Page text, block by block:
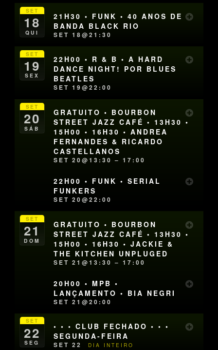
SET
18
QUI
21H30 • FUNK • 40 ANOS DE
BANDA BLACK RIO
SET 18@21:30
SET
19
SEX
22H00 • R & B • A HARD
DANCE NIGHT! POR BLUES
BEATLES
SET 19@22:00
SET
20
SÁB
GRATUITO • BOURBON
STREET JAZZ CAFÉ • 13H30 •
15H00 • 16H30 • ANDREA
FERNANDES & RICARDO
CASTELLANOS
SET 20@13:30 – 17:00
22H00 • FUNK • SERIAL
FUNKERS
SET 20@22:00
SET
21
DOM
GRATUITO • BOURBON
STREET JAZZ CAFÉ • 13H30 •
15H00 • 16H30 • JACKIE &
THE KITCHEN UNPLUGED
SET 21@13:30 – 17:00
20H00 • MPB •
LANÇAMENTO • BIA NEGRI
SET 21@20:00
SET
22
SEG
• • • CLUB FECHADO • • •
SEGUNDA-FEIRA
SET 22 DIA INTEIRO